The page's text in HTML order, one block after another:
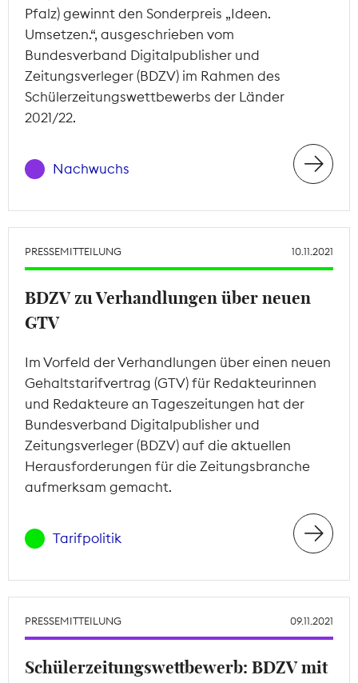
Pfalz) gewinnt den Sonderpreis „Ideen.
Umsetzen.“, ausgeschrieben vom
Bundesverband Digitalpublisher und
Zeitungsverleger (BDZV) im Rahmen des
Schülerzeitungswettbewerbs der Länder
2021/22.
Nachwuchs
PRESSEMITTEILUNG 10.11.2021
BDZV zu Verhandlungen über neuen
GTV
Im Vorfeld der Verhandlungen über einen neuen
Gehaltstarifvertrag (GTV) für Redakteurinnen
und Redakteure an Tageszeitungen hat der
Bundesverband Digitalpublisher und
Zeitungsverleger (BDZV) auf die aktuellen
Herausforderungen für die Zeitungsbranche
aufmerksam gemacht.
Tarifpolitik
PRESSEMITTEILUNG 09.11.2021
Schülerzeitungswettbewerb: BDZV mit